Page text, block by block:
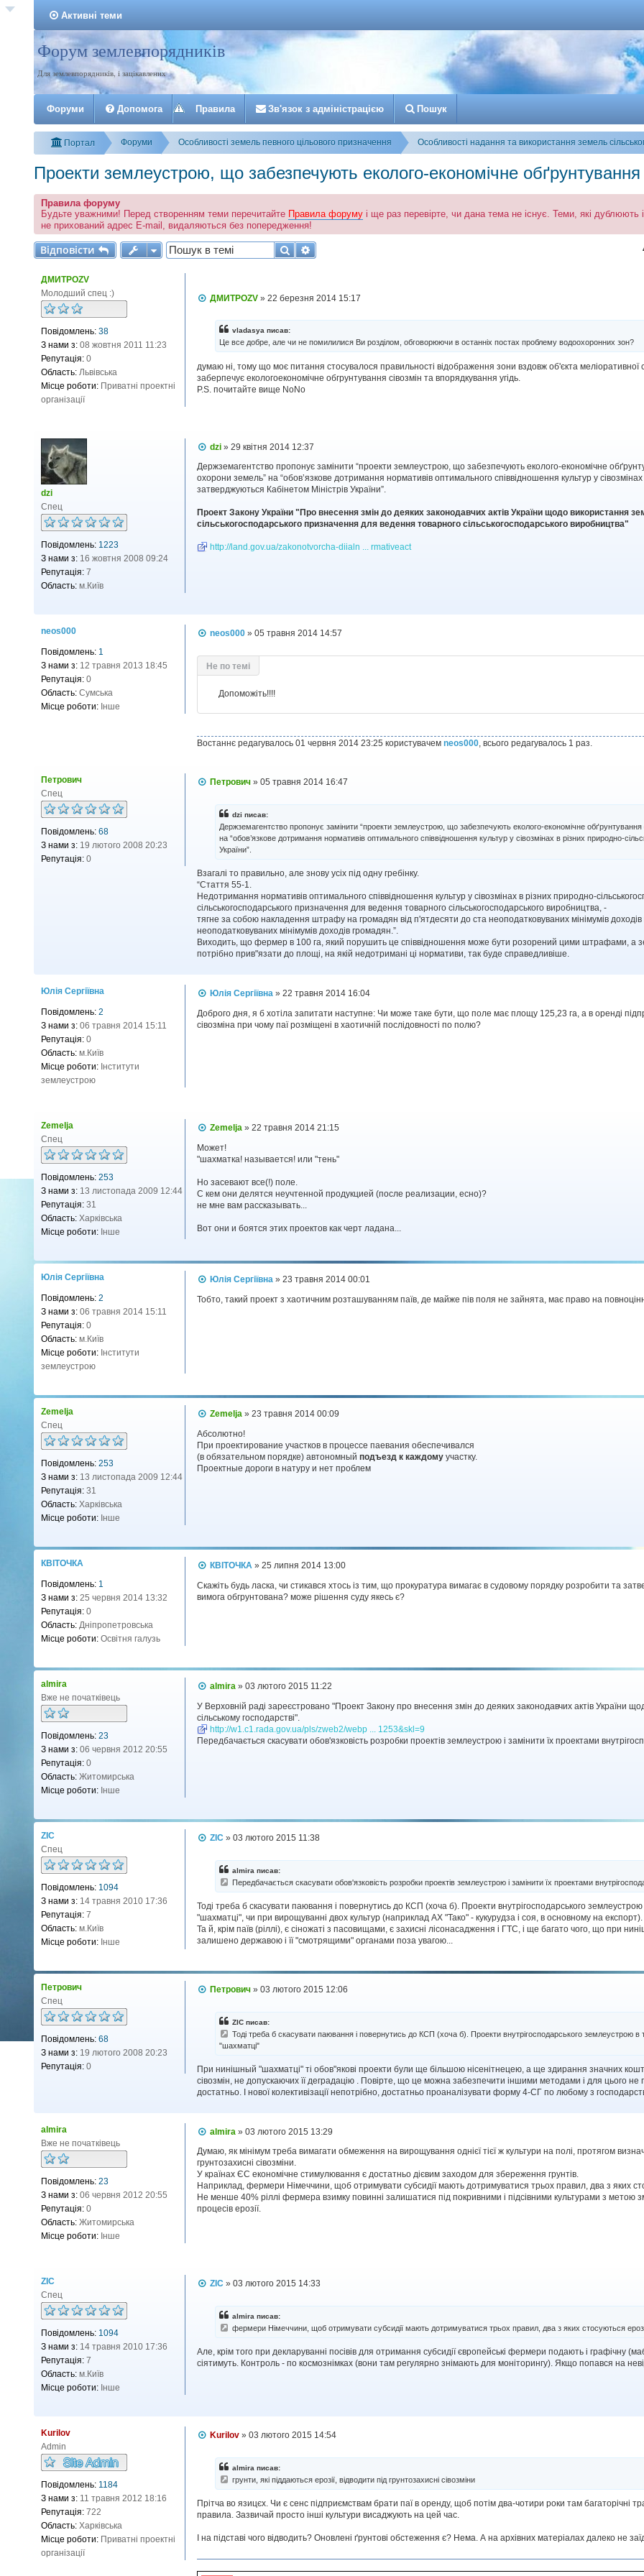
Активні теми
Реєстрація
Форум землевпорядників
Для землевпорядників, і зацікавлених
Форуми Допомога Правила Зв'язок з адміністрацією Пошук
Портал Форуми Особливості земель певного цільового призначення Особливості надання та використання земель
Проекти землеустрою, що забезпечують еколого-економічне обґрунтування
Правила форуму
Будьте уважними! Перед створенням теми перечитайте Правила форуму і ще раз перевірте, чи дана тема не існує. Теми, які
не прихований адрес E-mail, видаляються без попередження!
Відповісти
Відповісти ПошукРозширений пошук
ДМИТРОZV
Молодший спец :)
Повідомлень: 38
З нами з: 08 жовтня 2011 11:23
Репутація: 0
Область: Львівська
Місце роботи: Приватні проектні
організації
П
л
е
н
ДМИТРОZV »22 березня 2014 15:17
vladasya писав:
Це все добре, але чи не помилилися Ви розділом, обговорюючи в останніх постах проблему водоохоронних зон?
думаю ні, тому що моє питання стосувалося правильності відображення зони вздовж об'єкта
заберпечує екологоекономічне обгрунтування сівозмін та впорядкування угідь.
Р.S. почитайте вище NoNo
dzi
Спец
Повідомлень: 1223
З нами з: 16 жовтня 2008 09:24
Репутація: 7
Область: м.Київ
П
в
і
д
л
е
н
dzi »29 квітня 2014 12:37
Держземагентство пропонує замінити “проекти землеустрою, що забезпечують еколого-економічне
охорони земель” на “обов’язкове дотримання нормативів оптимального співвідношення культур у сівозмінах
затверджуються Кабінетом Міністрів України”.
Проект Закону України "Про внесення змін до деяких законодавчих актів України щодо використання
сільськогосподарського призначення для ведення товарного сільськогосподарського виробництва"
http://land.gov.ua/zakonotvorcha-diialn ... rmativeact
neos000
Повідомлень: 1
З нами з: 12 травня 2013 18:45
Репутація: 0
Область: Сумська
Місце роботи: Інше
П
і
д
е
я
neos000 »05 травня 2014 14:57
Не по темі
Допоможіть!!!!
Востаннє редагувалось 01 червня 2014 23:25 користувачем neos000, всього редагувалось 1 раз.
Петрович
Спец
Повідомлень: 68
З нами з: 19 лютого 2008 20:23
Репутація: 0
П
н
н
я
Петрович »05 травня 2014 16:47
dzi писав:
Держземагентство пропонує замінити “проекти землеустрою, що забезпечують еколого-економічне
на “обов’язкове дотримання нормативів оптимального співвідношення культур у сівозмінах в різних природно-
України”.
Взагалі то правильно, але знову усіх під одну гребінку.
“Стаття 55-1.
Недотримання нормативів оптимального співвідношення культур у сівозмінах в різних природно-
сільськогосподарського призначення для ведення товарного сільськогосподарського виробництва, -
тягне за собою накладення штрафу на громадян від п'ятдесяти до ста неоподатковуваних мінімумів
неоподатковуваних мінімумів доходів громадян.”.
Виходить, що фермер в 100 га, який порушить це співвідношення може бути розорений цими штрафами, а
потрібно прив"язати до площі, на якій недотримані ці нормативи, так буде справедливіше.
Юлія Сергіївна
Повідомлень: 2
З нами з: 06 травня 2014 15:11
Репутація: 0
Область: м.Київ
Місце роботи: Інститути
землеустрою
П
в
і
Юлія Сергіївна »22 травня 2014 16:04
Доброго дня, я б хотіла запитати наступне: Чи може таке бути, що поле має площу 125,23 га, а в оренді
сівозміна при чому паї розміщені в хаотичній послідовності по полю?
Zemelja
Спец
Повідомлень: 253
З нами з: 13 листопада 2009 12:44
Репутація: 31
Область: Харківська
Місце роботи: Інше
П
в
і
м
л
е
н
Zemelja »22 травня 2014 21:15
Может!
"шахматка! называется! или "тень"
Но засевают все(!) поле.
С кем они делятся неучтенной продукцией (после реализации, есно)?
не мне вам рассказывать...
Вот они и боятся этих проектов как черт ладана...
Юлія Сергіївна
Повідомлень: 2
З нами з: 06 травня 2014 15:11
Репутація: 0
Область: м.Київ
Місце роботи: Інститути
землеустрою
П
в
Юлія Сергіївна »23 травня 2014 00:01
Тобто, такий проект з хаотичним розташуванням паїв, де майже пів поля не зайнята, має право на
Zemelja
Спец
Повідомлень: 253
З нами з: 13 листопада 2009 12:44
Репутація: 31
Область: Харківська
Місце роботи: Інше
П
в
і
д
м
Zemelja »23 травня 2014 00:09
Абсолютно!
При проектирование участков в процессе паевания обеспечивался
(в обязательном порядке) автономный подъезд к каждому участку.
Проектные дороги в натуру и нет проблем
КВІТОЧКА
Повідомлень: 1
З нами з: 25 червня 2014 13:32
Репутація: 0
Область: Дніпропетровська
Місце роботи: Освітня галузь
П
в
і
н
КВІТОЧКА »25 липня 2014 13:00
Скажіть будь ласка, чи стикався хтось із тим, що прокуратура вимагає в судовому порядку розробити та
вимога обгрунтована? може рішення суду якесь є?
almira
Вже не початківець
Повідомлень: 23
З нами з: 06 червня 2012 20:55
Репутація: 0
Область: Житомирська
Місце роботи: Інше
П
в
і
д
м
almira »03 лютого 2015 11:22
У Верховній раді зареєстровано "Проект Закону про внесення змін до деяких законодавчих актів України
сільському господарстві".
http://w1.c1.rada.gov.ua/pls/zweb2/webp ... 1253&skl=9
Передбачається скасувати обов'язковість розробки проектів землеустрою і замінити їх проектами
ZIC
Спец
Повідомлень: 1094
З нами з: 14 травня 2010 17:36
Репутація: 7
Область: м.Київ
Місце роботи: Інше
П
л
е
н
н
ZIC »03 лютого 2015 11:38
almira писав:
Передбачається скасувати обов'язковість розробки проектів землеустрою і замінити їх проектами
Тоді треба б скасувати паювання і повернутись до КСП (хоча б). Проекти внутрігосподарського
"шахматці", чи при вирощуванні двох культур (наприклад АХ "Тако" - кукурудза і соя, в основному на експорт).
Та й, крім паїв (ріллі), є сіножаті з пасовищами, є захисні лісонасадження і ГТС, і ще багато чого, що при
залишено державою і її "смотрящими" органами поза увагою...
Петрович
Спец
Повідомлень: 68
З нами з: 19 лютого 2008 20:23
Репутація: 0
П
е
н
н
Петрович »03 лютого 2015 12:06
ZIC писав:
Тоді треба б скасувати паювання і повернутись до КСП (хоча б). Проекти внутрігосподарського землеустрою
"шахматці"
При нинішный "шахматці" ті обов"якові проекти були ще більшою нісенітнецею, а ще здирання значних
сівозмін, не допускаючих її деградацію . Повірте, що це можна забезпечити іншими методами і для цього
достатньо. І нової колективізації непотрібно, достатньо проаналізувати форму 4-СГ по любому з
almira
Вже не початківець
Повідомлень: 23
З нами з: 06 червня 2012 20:55
Репутація: 0
Область: Житомирська
Місце роботи: Інше
П
в
і
д
о
м
л
е
almira »03 лютого 2015 13:29
Думаю, як мінімум треба вимагати обмеження на вирощування однієї тієї ж культури на полі, протягом
грунтозахисні сівозміни.
У країнах ЄС економічне стимулювання є достатньо дієвим заходом для збереження грунтів.
Наприклад, фермери Німеччини, щоб отримувати субсидії мають дотримуватися трьох правил, два з яких
Не менше 40% ріллі фермера взимку повинні залишатися під покривними і підсівними культурами з метою
процесів ерозії.
ZIC
Спец
Повідомлень: 1094
З нами з: 14 травня 2010 17:36
Репутація: 7
Область: м.Київ
Місце роботи: Інше
П
л
е
ZIC »03 лютого 2015 14:33
almira писав:
фермери Німеччини, щоб отримувати субсидії мають дотримуватися трьох правил, два з яких стосуються ерозії
Але, крім того при декларуванні посівів для отримання субсидії європейські фермери подають і графічну
сіятимуть. Контроль - по космознімках (вони там регулярно знімають для моніторингу). Якщо попався на
Kurilov
Admin
Повідомлень: 1184
З нами з: 11 травня 2012 18:16
Репутація: 722
Область: Харківська
Місце роботи: Приватні проектні
організації
П
л
е
н
Kurilov »03 лютого 2015 14:54
almira писав:
грунти, які піддаються ерозії, відводити під грунтозахисні сівозміни
Прітча во язицєх. Чи є сенс підприємствам брати паї в оренду, щоб потім два-чотири роки там багаторічні
правила. Зазвичай просто інші культури висаджують на цей час.
І на підставі чого відводить? Оновлені ґрунтові обстеження є? Нема. А на архівних матеріалах далеко не